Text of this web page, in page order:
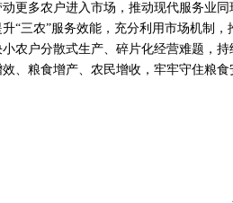
更多农户进入市场，推动现代服务业同
“三农”服务效能，充分利用市场机制，
农户分散式生产、碎片化经营难题，持
、粮食增产、农民增收，牢牢守住粮